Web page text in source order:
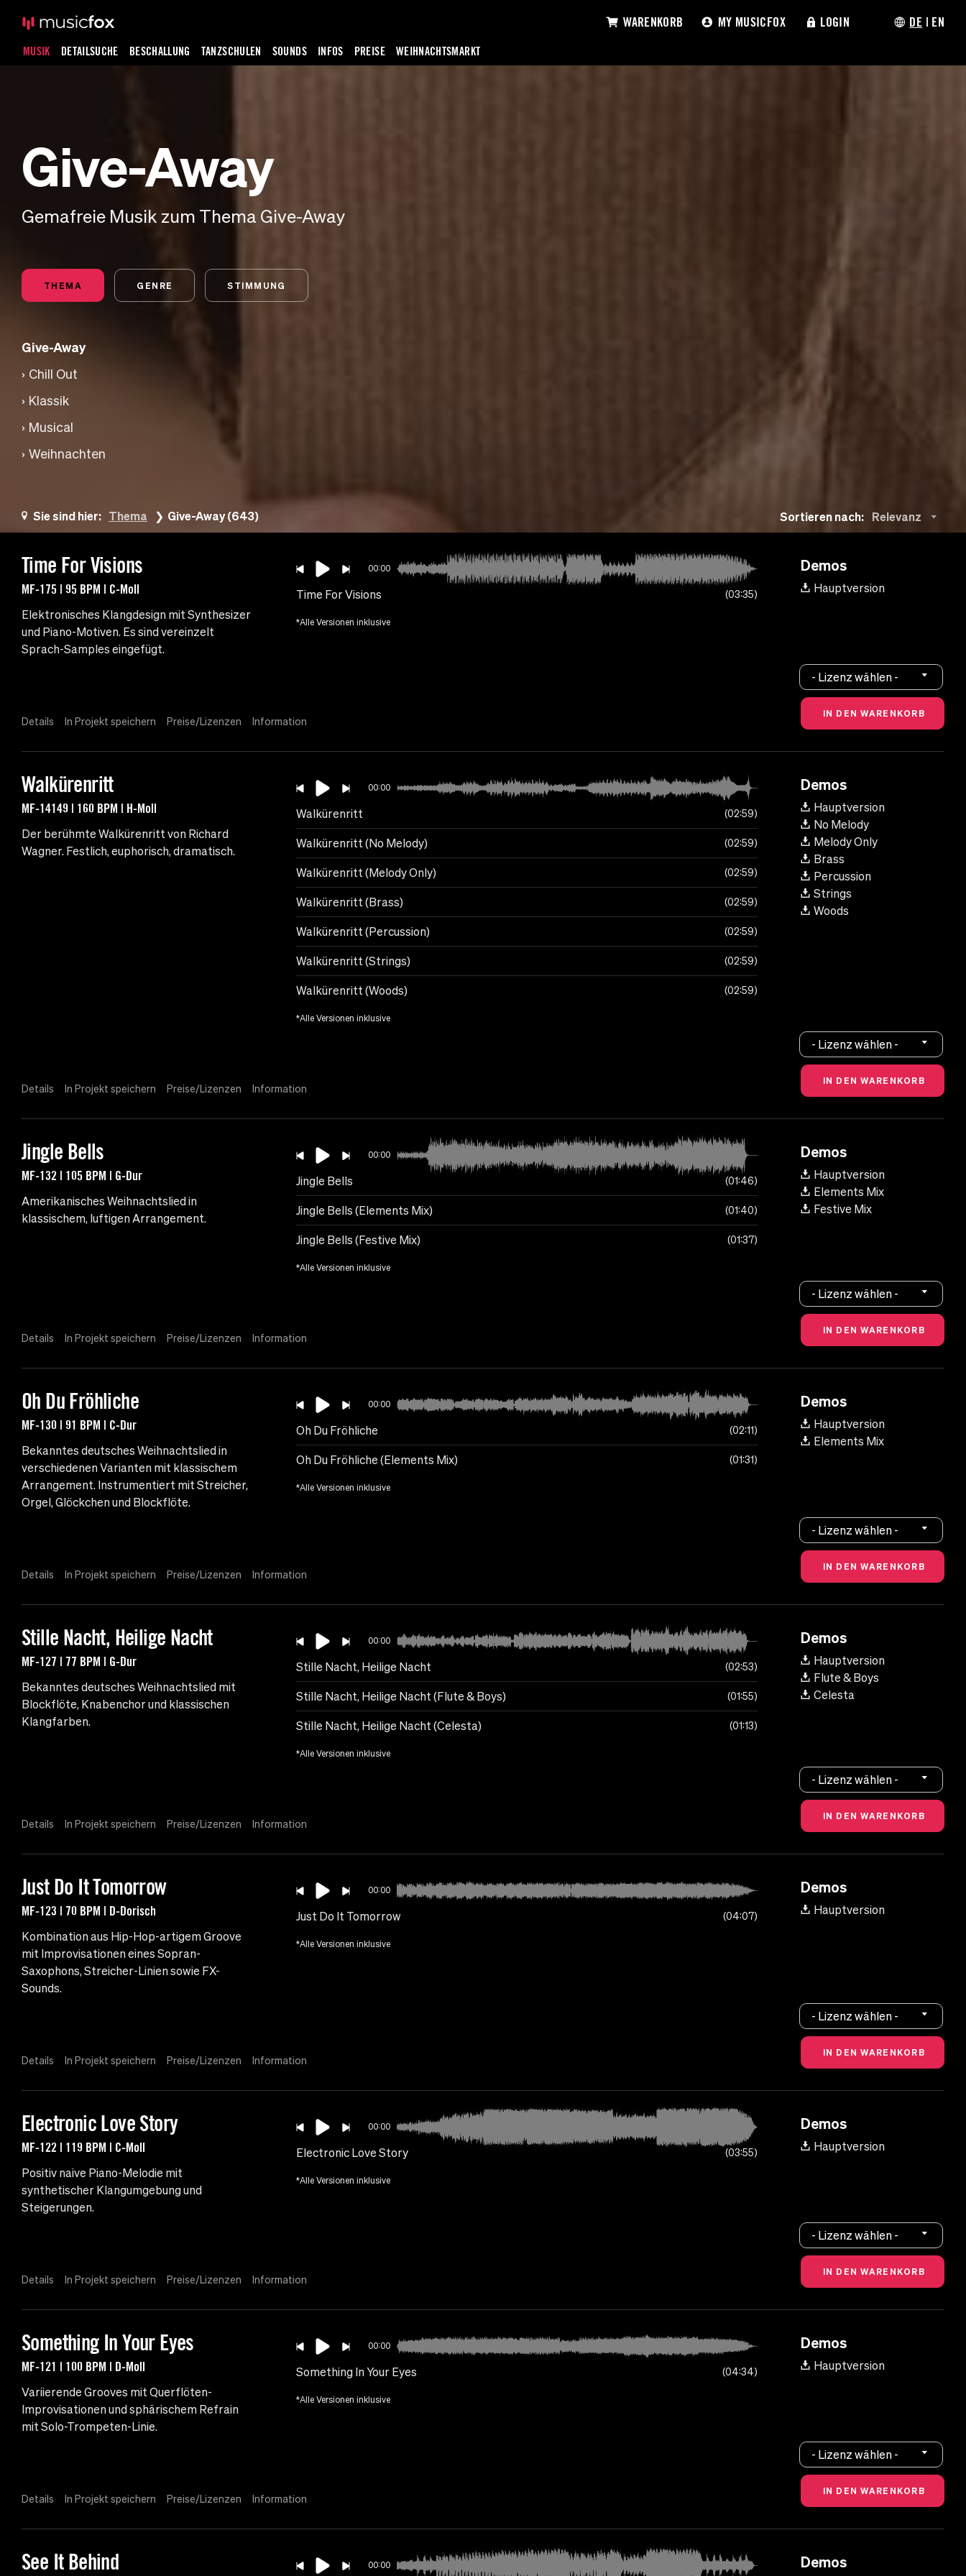
MUSIK DETAILSUCHE BESCHALLUNG TANZSCHULEN SOUNDS INFOS PREISE WEIHNACHTSMARKT
WARENKORB MY MUSICFOX LOGIN DE | EN
Give-Away
Gemafreie Musik zum Thema Give-Away
THEMA GENRE STIMMUNG
Give-Away
Chill Out
Klassik
Musical
Weihnachten
Sie sind hier: Thema Give-Away (643) Sortieren nach: Relevanz
Time For Visions
MF-175 | 95 BPM | C-Moll
Elektronisches Klangdesign mit Synthesizer
und Piano-Motiven. Es sind vereinzelt
Sprach-Samples eingefügt.
00:00
Time For Visions 03:35
*Alle Versionen inklusive
Demos
Hauptversion
Details In Projekt speichern Preise/Lizenzen Information
- Lizenz wählen -
Walkürenritt
MF-14149 | 160 BPM | H-Moll
Der berühmte Walkürenritt von Richard
Wagner. Festlich, euphorisch, dramatisch.
00:00
Walkürenritt 02:59
Walkürenritt (No Melody) 02:59
Walkürenritt (Melody Only) 02:59
Walkürenritt (Brass) 02:59
Walkürenritt (Percussion) 02:59
Walkürenritt (Strings) 02:59
Walkürenritt (Woods) 02:59
*Alle Versionen inklusive
Demos
Hauptversion
No Melody
Melody Only
Brass
Percussion
Strings
Woods
Details In Projekt speichern Preise/Lizenzen Information
- Lizenz wählen -
Jingle Bells
MF-132 | 105 BPM | G-Dur
Amerikanisches Weihnachtslied in
klassischem, luftigen Arrangement.
00:00
Jingle Bells 01:46
Jingle Bells (Elements Mix) 01:40
Jingle Bells (Festive Mix) 01:37
*Alle Versionen inklusive
Demos
Hauptversion
Elements Mix
Festive Mix
Details In Projekt speichern Preise/Lizenzen Information
- Lizenz wählen -
Oh Du Fröhliche
MF-130 | 91 BPM | C-Dur
Bekanntes deutsches Weihnachtslied in
verschiedenen Varianten mit klassischem
Arrangement. Instrumentiert mit Streicher,
Orgel, Glöckchen und Blockflöte.
00:00
Oh Du Fröhliche 02:11
Oh Du Fröhliche (Elements Mix) 01:31
*Alle Versionen inklusive
Demos
Hauptversion
Elements Mix
Details In Projekt speichern Preise/Lizenzen Information
- Lizenz wählen -
Stille Nacht, Heilige Nacht
MF-127 | 77 BPM | G-Dur
Bekanntes deutsches Weihnachtslied mit
Blockflöte, Knabenchor und klassischen
Klangfarben.
00:00
Stille Nacht, Heilige Nacht 02:53
Stille Nacht, Heilige Nacht (Flute & Boys) 01:55
Stille Nacht, Heilige Nacht (Celesta) 01:13
*Alle Versionen inklusive
Demos
Hauptversion
Flute & Boys
Celesta
Details In Projekt speichern Preise/Lizenzen Information
- Lizenz wählen -
Just Do It Tomorrow
MF-123 | 70 BPM | D-Dorisch
Kombination aus Hip-Hop-artigem Groove
mit Improvisationen eines Sopran-
Saxophons, Streicher-Linien sowie FX-
Sounds.
00:00
Just Do It Tomorrow 04:07
*Alle Versionen inklusive
Demos
Hauptversion
Details In Projekt speichern Preise/Lizenzen Information
- Lizenz wählen -
Electronic Love Story
MF-122 | 119 BPM | C-Moll
Positiv naive Piano-Melodie mit
synthetischer Klangumgebung und
Steigerungen.
00:00
Electronic Love Story 03:55
*Alle Versionen inklusive
Demos
Hauptversion
Details In Projekt speichern Preise/Lizenzen Information
- Lizenz wählen -
Something In Your Eyes
MF-121 | 100 BPM | D-Moll
Variierende Grooves mit Querflöten-
Improvisationen und sphärischem Refrain
mit Solo-Trompeten-Linie.
00:00
Something In Your Eyes 04:34
*Alle Versionen inklusive
Demos
Hauptversion
Details In Projekt speichern Preise/Lizenzen Information
- Lizenz wählen -
See It Behind 00:00 Demos